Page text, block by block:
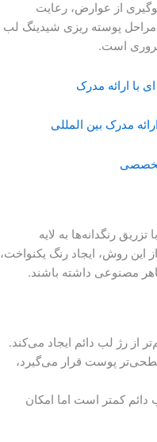
از عوارض، رعایت
مراحل پوسته ریزی شیدینگ لب
است.
با ارائه مدرک
مدرک بین المللی
رنگدانه‌ها به لایه
روش، ایجاد رنگ یکنواخت،
مصنوعی داشته باشند.
از رژ لب دائم ایجاد می‌کند.
پوست قرار می‌گیرد،
کمتر است اما امکان